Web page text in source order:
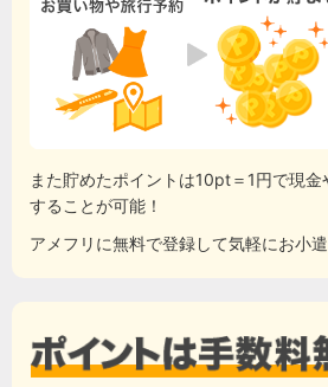
また貯めたポイントは10pt＝1円で現
することが可能！
アメフリに無料で登録して気軽にお小